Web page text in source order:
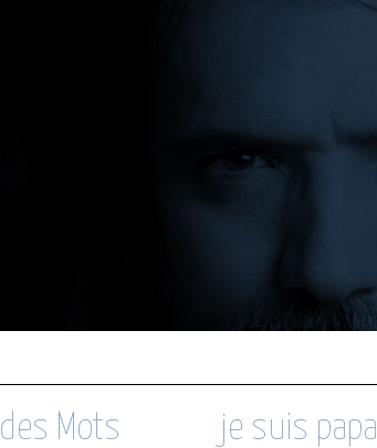
des Mots je suis papa